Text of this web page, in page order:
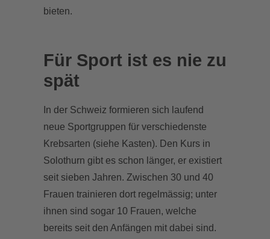
bieten.
Für Sport ist es nie zu
spät
In der Schweiz formieren sich laufend
neue Sportgruppen für verschiedenste
Krebsarten (siehe Kasten). Den Kurs in
Solothurn gibt es schon länger, er existiert
seit sieben Jahren. Zwischen 30 und 40
Frauen trainieren dort regelmässig; unter
ihnen sind sogar 10 Frauen, welche
bereits seit den Anfängen mit dabei sind.